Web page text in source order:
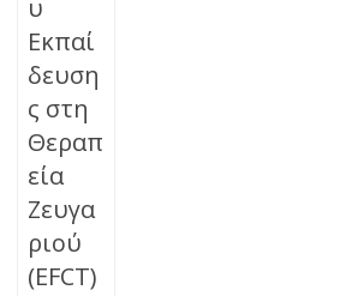
εξέλιξης
και
γής, η
οποία
μπορεί να
μπλοκαρισ
τεί. Τα
βιώματα
απώλειας
μπορούν
υ
Εκπαί
δευση
ς στη
Θεραπ
εία
Ζευγα
ριού
(EFCT)